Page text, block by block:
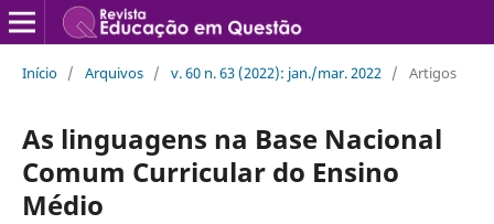
Início / Arquivos / v. 60 n. 63 (2022): jan./mar. 2022 / Artigos
As linguagens na Base Nacional
Comum Curricular do Ensino
Médio